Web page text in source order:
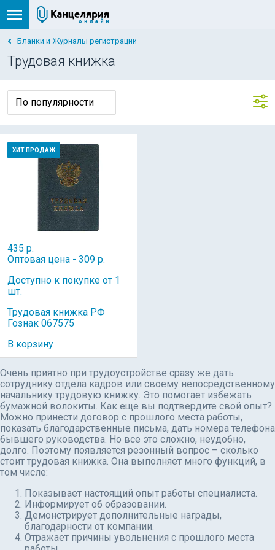
Бланки и Журналы регистрации
Трудовая книжка
435 р.
Оптовая цена - 309 р.
Доступно к покупке от 1
шт.
Трудовая книжка РФ
Гознак 067575
В корзину
ХИТ ПРОДАЖ
Очень приятно при трудоустройстве сразу же дать
сотруднику отдела кадров или своему непосредственному
начальнику трудовую книжку. Это помогает избежать
бумажной волокиты. Как еще вы подтвердите свой опыт?
Можно принести договор с прошлого места работы,
показать благодарственные письма, дать номера телефона
бывшего руководства. Но все это сложно, неудобно,
долго. Поэтому появляется резонный вопрос – сколько
стоит трудовая книжка. Она выполняет много функций, в
том числе:
Показывает настоящий опыт работы специалиста.
Информирует об образовании.
Демонстрирует дополнительные награды,
благодарности от компании.
Отражает причины увольнения с прошлого места